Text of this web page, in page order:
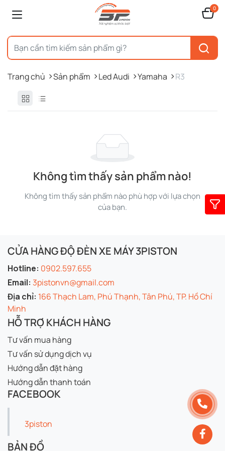
0
Trang chủ Sản phẩm Led Audi Yamaha R3
Không tìm thấy sản phẩm nào!
Không tìm thấy sản phẩm nào phù hợp với lựa chọn
của bạn.
CỬA HÀNG ĐỘ ĐÈN XE MÁY 3PISTON
Hotline: 0902.597.655
Email: 3pistonvn@gmail.com
Địa chỉ: 166 Thạch Lam, Phú Thạnh, Tân Phú, TP. Hồ Chí
Minh
HỖ TRỢ KHÁCH HÀNG
Tư vấn mua hàng
Tư vấn sử dụng dịch vụ
Hướng dẫn đặt hàng
Hướng dẫn thanh toán
FACEBOOK
3piston
BẢN ĐỒ